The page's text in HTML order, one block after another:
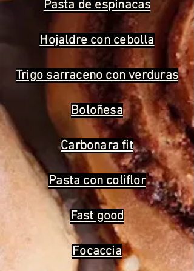
Pasta de espinacas
Hojaldre con cebolla
Trigo sarraceno con verduras
Boloñesa
Carbonara fit
Pasta con coliflor
Fast good
Focaccia